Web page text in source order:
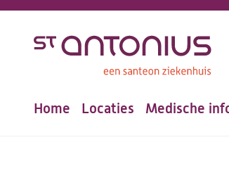
inhoud
Hoofdnavigatie
Home Locaties Medische